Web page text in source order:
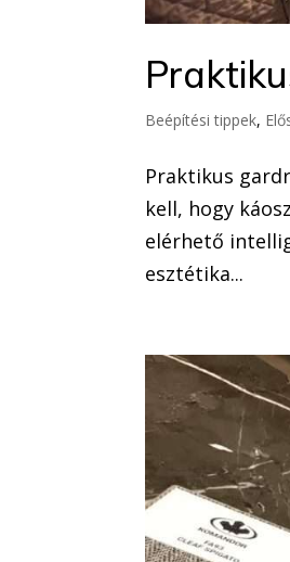
Beépítési tippek,
Praktikus
kell, hogy
elérhető
esztétika...